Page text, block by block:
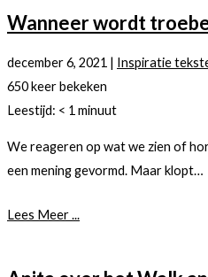
Wanneer wordt
december 6, 2021 | Inspiratie
650 keer bekeken
Leestijd: < 1 minuut
We reageren op wat we zien of
een mening gevormd. Maar klopt…
Lees Meer ...